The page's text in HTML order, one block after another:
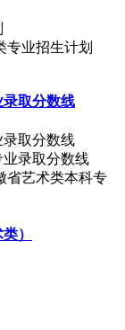
专业招生计划
录取分数线
录取分数线
省艺术类本科专
）